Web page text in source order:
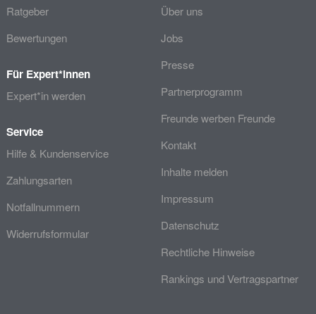
Ratgeber
Bewertungen
Für Expert*innen
Expert*in werden
Service
Hilfe & Kundenservice
Zahlungsarten
Notfallnummern
Widerrufsformular
Über uns
Jobs
Presse
Partnerprogramm
Freunde werben Freunde
Kontakt
Inhalte melden
Impressum
Datenschutz
Rechtliche Hinweise
Rankings und Vertragspartner